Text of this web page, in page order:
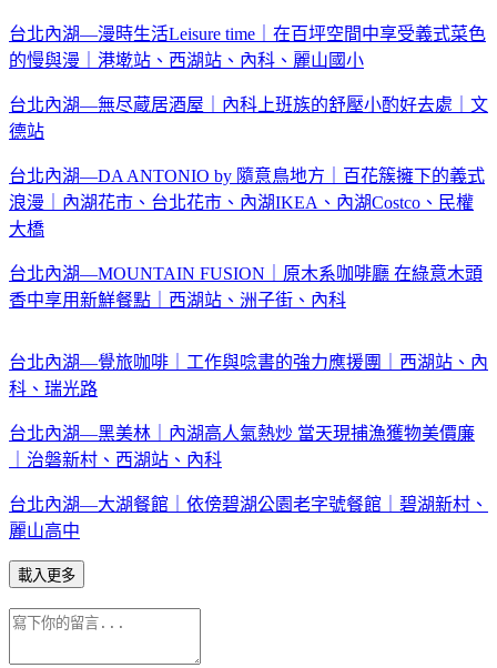
台北內湖—漫時生活Leisure time｜在百坪空間中享受義式菜色
的慢與漫｜港墘站、西湖站、內科、麗山國小
台北內湖—無尽蔵居酒屋｜內科上班族的舒壓小酌好去處｜文
德站
台北內湖—DA ANTONIO by 隨意鳥地方｜百花簇擁下的義式
浪漫｜內湖花市、台北花市、內湖IKEA、內湖Costco、民權
大橋
台北內湖—MOUNTAIN FUSION｜原木系咖啡廳 在綠意木頭
香中享用新鮮餐點｜西湖站、洲子街、內科
台北內湖—覺旅咖啡｜工作與唸書的強力應援團｜西湖站、內
科、瑞光路
台北內湖—黑美林｜內湖高人氣熱炒 當天現捕漁獲物美價廉
｜治磐新村、西湖站、內科
台北內湖—大湖餐館｜依傍碧湖公園老字號餐館｜碧湖新村、
麗山高中
載入更多